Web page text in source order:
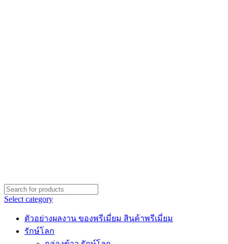
Select category
ตัวอย่างผลงาน ของพรีเมี่ยม สินค้าพรีเมี่ยม
รักษ์โลก